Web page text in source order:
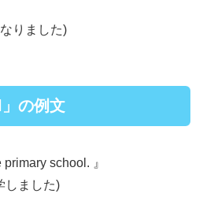
りました)
の例文
school. 』
しました)